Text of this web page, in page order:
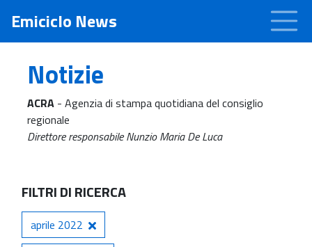
Emiciclo News
Notizie
ACRA - Agenzia di stampa quotidiana del consiglio
regionale
Direttore responsabile Nunzio Maria De Luca
FILTRI DI RICERCA
aprile 2022